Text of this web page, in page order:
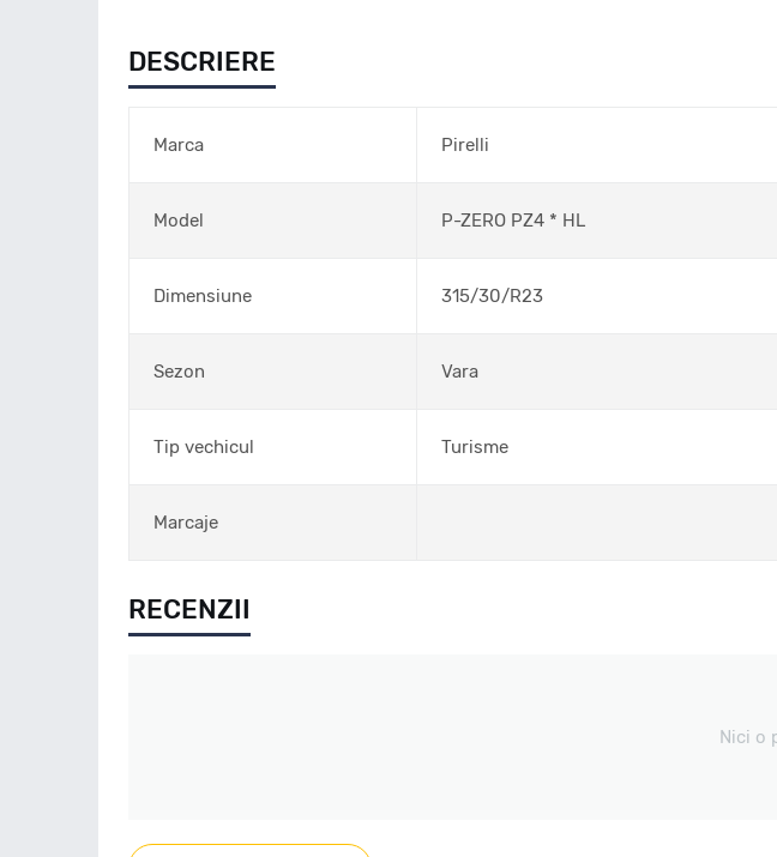
DESCRIERE
Marca Pirelli
Model P-ZERO PZ4 * HL
Dimensiune 315/30/R23
Sezon Vara
Tip vechicul Turisme
Marcaje
RECENZII
Nici o